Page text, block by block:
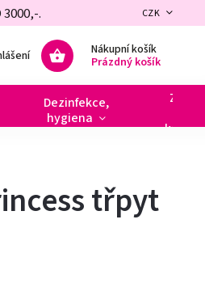
. CZK
Nákupní košík
Prázdný košík
Dezinfekce,
hygiena
třpyt